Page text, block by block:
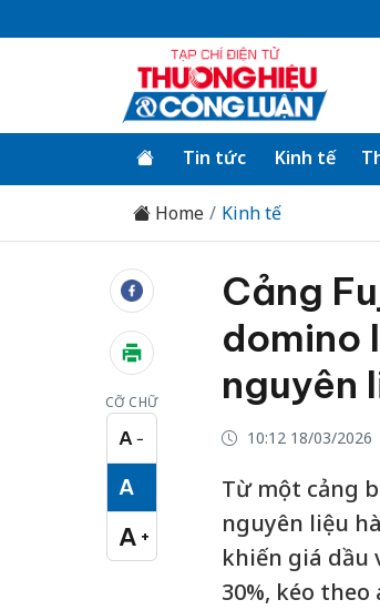
Tin tức Kinh tế
Home Kinh tế
CỠ CHỮ
A −
Cỡ chữ nhỏ
A
Cỡ chữ vừa
A +
Cỡ chữ lớn
Cảng
domino
nguyên
10:12 18/03/2026
Từ một cảng
nguyên liệu
khiến giá dầu
30%, kéo